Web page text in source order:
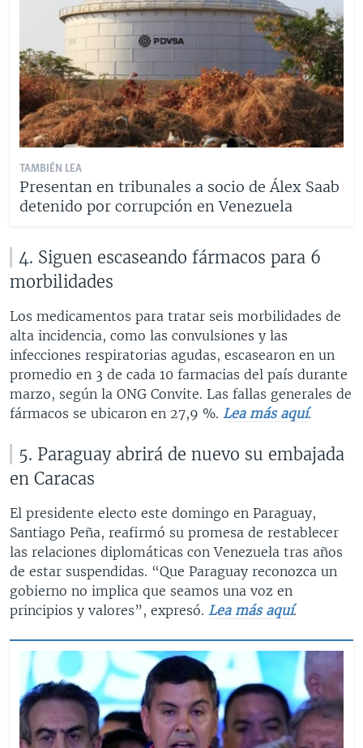
TAMBIÉN LEA
Presentan en tribunales a socio de Álex Saab
detenido por corrupción en Venezuela
4. Siguen escaseando fármacos para 6
morbilidades
Los medicamentos para tratar seis morbilidades de
alta incidencia, como las convulsiones y las
infecciones respiratorias agudas, escasearon en un
promedio en 3 de cada 10 farmacias del país durante
marzo, según la ONG Convite. Las fallas generales de
fármacos se ubicaron en 27,9 %. Lea más aquí.
5. Paraguay abrirá de nuevo su embajada
en Caracas
El presidente electo este domingo en Paraguay,
Santiago Peña, reafirmó su promesa de restablecer
las relaciones diplomáticas con Venezuela tras años
de estar suspendidas. “Que Paraguay reconozca un
gobierno no implica que seamos una voz en
principios y valores”, expresó. Lea más aquí.